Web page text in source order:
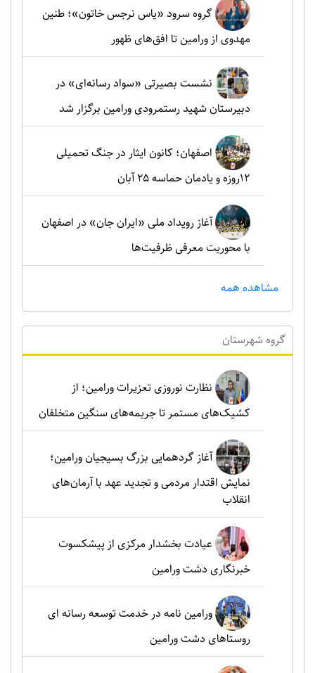
گروه سرود «یاس نرجس خاتون»؛ طنین
مهدوی از ورامین تا افق‌های ظهور
نشست بصیرتی «سواد رسانه‌ای» در
دبیرستان شهید رستمرودی ورامین برگزار شد
اصفهان؛ کانون ایثار در جنگ تحمیلی
۱۲روزه و یادمان حماسه ۲۵ آبان
آغاز رویداد ملی «ایران جان» در اصفهان
با محوریت معرفی ظرفیت‌ها
مشاهده همه
گروه شهرستان
نظارت نوروزی تعزیرات ورامین؛ از
کشیک‌های مستمر تا جریمه‌های سنگین متخلفان
آغاز گردهمایی بزرگ بسیجیان ورامین؛
نمایش اقتدار مردمی و تجدید عهد با آرمان‌های
انقلاب
عیادت بخشدار مرکزی از پیشکسوت
خبرنگاری دشت ورامین
ورامین نامه در خدمت توسعه رسانه ای
روستاهای دشت ورامین